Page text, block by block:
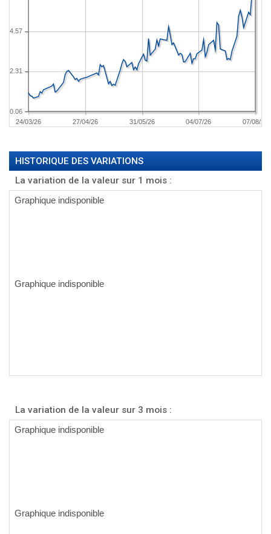
24/03/26 27/04/26 31/05/26 04/07/26 07/08/26
0.06
2.31
4.57
HISTORIQUE DES VARIATIONS
La variation de la valeur sur 1 mois :
La variation de la valeur sur 3 mois :